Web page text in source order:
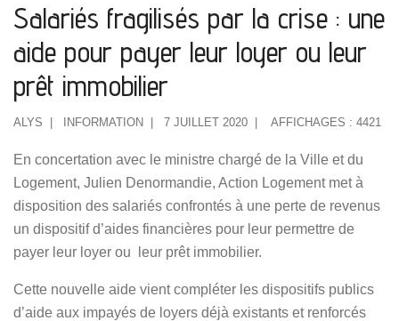
Salariés fragilisés par la crise : une
aide pour payer leur loyer ou leur
prêt immobilier
ALYS INFORMATION 7 JUILLET 2020 AFFICHAGES : 4421
En concertation avec le ministre chargé de la Ville et du
Logement, Julien Denormandie, Action Logement met à
disposition des salariés confrontés à une perte de revenus
un dispositif d’aides financières pour leur permettre de
payer leur loyer ou leur prêt immobilier.
Cette nouvelle aide vient compléter les dispositifs publics
d’aide aux impayés de loyers déjà existants et renforcés